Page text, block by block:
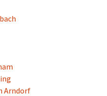
Arndorf